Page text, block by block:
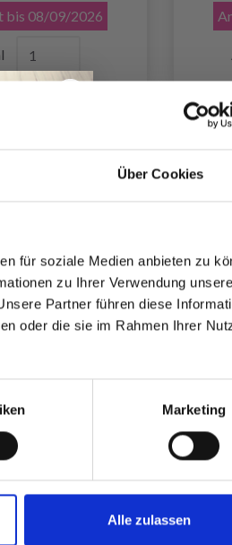
Über Cookies
für soziale Medien anbieten zu
zu Ihrer Verwendung
Partner führen diese
oder die sie im Rahmen Ihrer
Marketing
Alle zulassen
bis 08/09/2026
zu